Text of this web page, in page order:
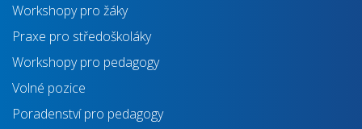
Workshopy pro žáky
Praxe pro středoškoláky
Workshopy pro pedagogy
Volné pozice
Poradenství pro pedagogy